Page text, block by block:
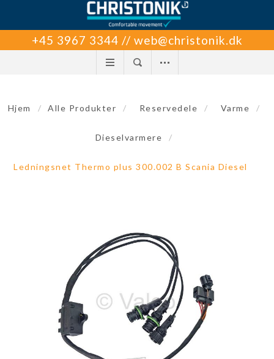
+45 3967 3344 // web@christonik.dk
Hjem / Alle Produkter / Reservedele / Varme /
Dieselvarmere /
Ledningsnet Thermo plus 300.002 B Scania Diesel